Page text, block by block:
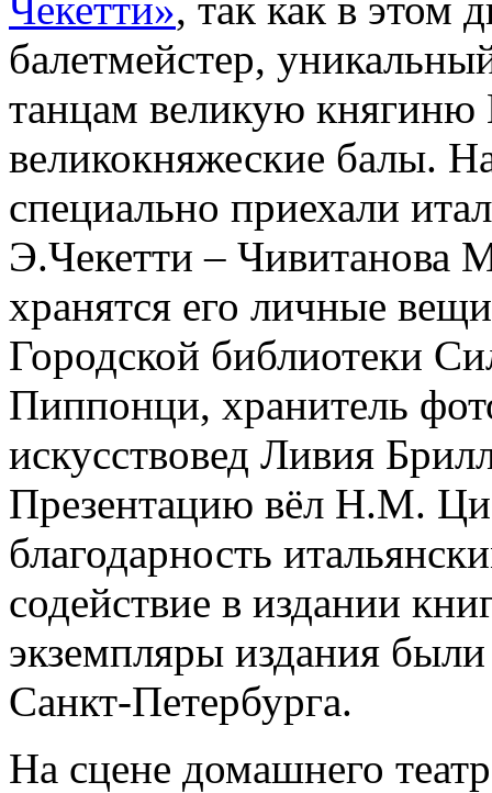
балетмейстер,
танцам великую
великокняжеские балы.
специально приехали
Э.Чекетти – Чивитанова
хранятся его личные
Городской библиотеки
Пиппонци, хранитель
искусствовед Ливия
Презентацию вёл Н.М.
благодарность
содействие в издании
экземпляры издания
Санкт-Петербурга.
На сцене домашнего